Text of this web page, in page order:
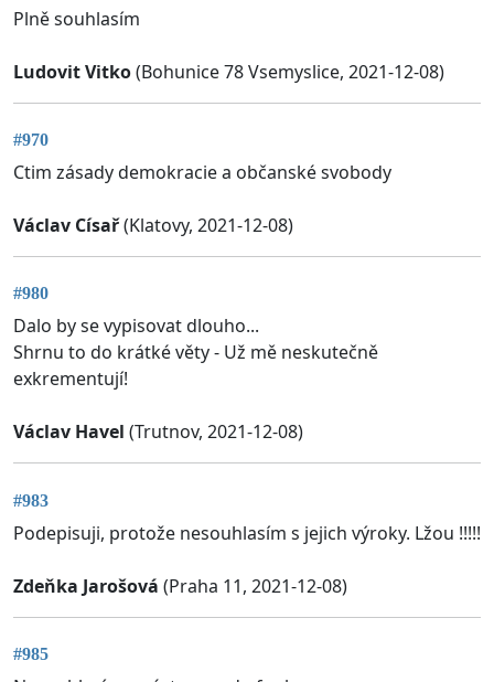
Plně souhlasím
Ludovit Vitko(Bohunice 78 Vsemyslice, 2021-12-08)
#970
Ctim zásady demokracie a občanské svobody
Václav Císař(Klatovy, 2021-12-08)
#980
Dalo by se vypisovat dlouho...
Shrnu to do krátké věty - Už mě neskutečně
exkrementují!
Václav Havel (Trutnov, 2021-12-08)
#983
Podepisuji, protože nesouhlasím s jejich výroky. Lžou !!!!!
Zdeňka Jarošová (Praha 11, 2021-12-08)
#985